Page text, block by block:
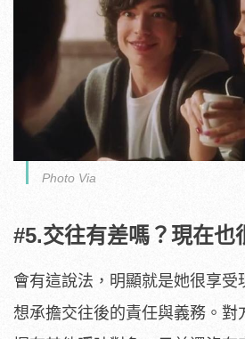
Photo Via
#5.交往有差嗎？現在也
會有這說法，明顯就是她很享受
想承擔交往後的責任與義務。對